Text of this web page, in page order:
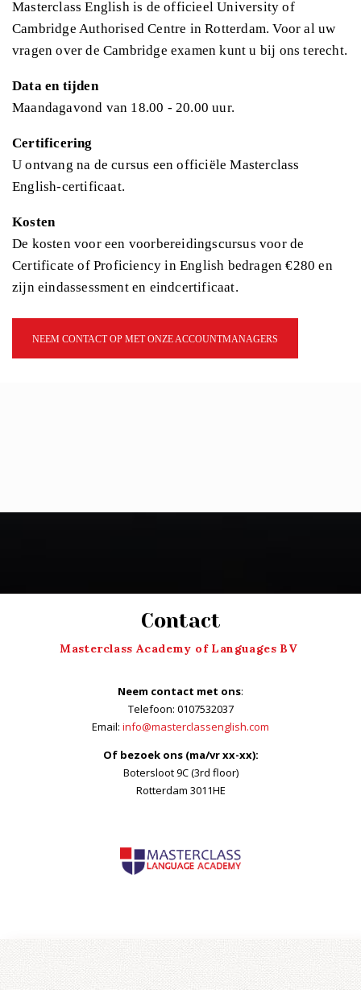
Masterclass English is de officieel University of
Cambridge Authorised Centre in Rotterdam. Voor al uw
vragen over de Cambridge examen kunt u bij ons terecht.
Data en tijden
Maandagavond van 18.00 - 20.00 uur.
Certificering
U ontvang na de cursus een officiële Masterclass
English-certificaat.
Kosten
De kosten voor een voorbereidingscursus voor de
Certificate of Proficiency in English bedragen €280 en
zijn eindassessment en eindcertificaat.
NEEM CONTACT OP MET ONZE ACCOUNTMANAGERS
Maarten
Myrthe
Contact
Masterclass Academy of Languages BV
Neem contact met ons:
Telefoon: 0107532037
Email: info@masterclassenglish.com
Of bezoek ons (ma/vr xx-xx):
Botersloot 9C (3rd floor)
Rotterdam 3011HE